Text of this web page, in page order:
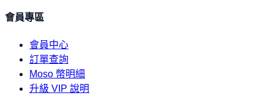
會員專區
會員中心
訂單查詢
Moso 幣明細
升級 VIP 說明